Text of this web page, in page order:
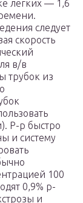
легких — 1,6
следует
скорость
в/в
трубок из
Р-р быстро
и систему
100
0,9% р-
и